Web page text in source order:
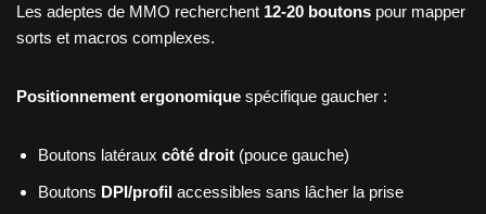
Les adeptes de MMO recherchent 12-20 boutons pour mapper
sorts et macros complexes.
Positionnement ergonomique spécifique gaucher :
Boutons latéraux côté droit (pouce gauche)
Boutons DPI/profil accessibles sans lâcher la prise